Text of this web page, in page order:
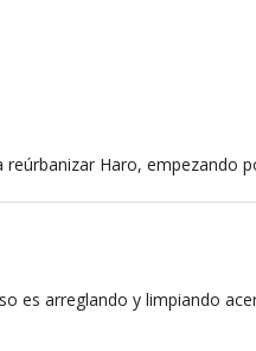
reúrbanizar Haro, empezando
es arreglando y limpiando